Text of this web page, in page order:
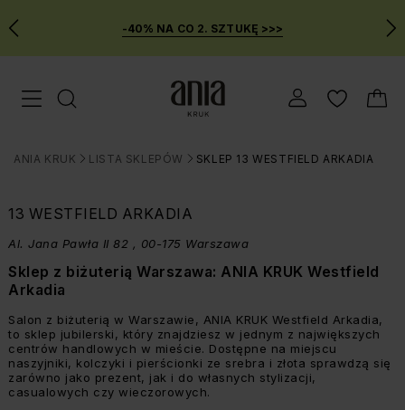
Przejdź
do
MENU
-40% NA CO 2. SZTUKĘ >>>
Menu mobilne
ANIA KRUK
>
LISTA SKLEPÓW
>
SKLEP 13 WESTFIELD ARKADIA
13 WESTFIELD ARKADIA
Al. Jana Pawła II 82 , 00-175 Warszawa
Sklep z biżuterią Warszawa: ANIA KRUK Westfield
Arkadia
Salon z biżuterią w Warszawie, ANIA KRUK Westfield Arkadia,
to sklep jubilerski, który znajdziesz w jednym z największych
centrów handlowych w mieście. Dostępne na miejscu
naszyjniki, kolczyki i pierścionki ze srebra i złota sprawdzą się
zarówno jako prezent, jak i do własnych stylizacji,
casualowych czy wieczorowych.